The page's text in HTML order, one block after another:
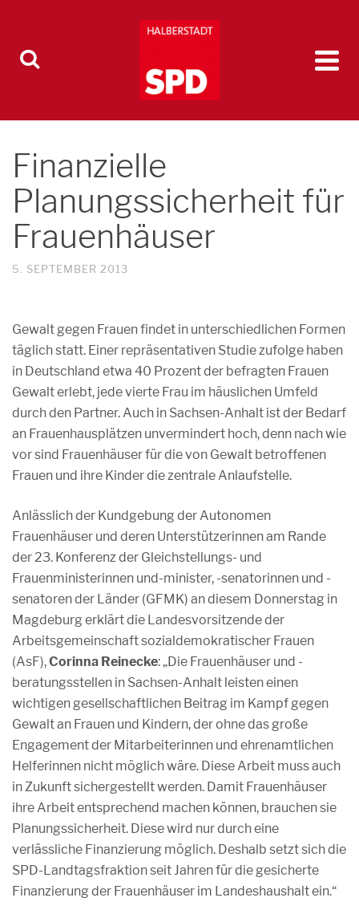
Finanzielle
Planungssicherheit für
Frauenhäuser
5. SEPTEMBER 2013
Gewalt gegen Frauen findet in unterschiedlichen Formen
täglich statt. Einer repräsentativen Studie zufolge haben
in Deutschland etwa 40 Prozent der befragten Frauen
Gewalt erlebt, jede vierte Frau im häuslichen Umfeld
durch den Partner. Auch in Sachsen-Anhalt ist der Bedarf
an Frauenhausplätzen unvermindert hoch, denn nach wie
vor sind Frauenhäuser für die von Gewalt betroffenen
Frauen und ihre Kinder die zentrale Anlaufstelle.
Anlässlich der Kundgebung der Autonomen
Frauenhäuser und deren Unterstützerinnen am Rande
der 23. Konferenz der Gleichstellungs- und
Frauenministerinnen und-minister, -senatorinnen und -
senatoren der Länder (GFMK) an diesem Donnerstag in
Magdeburg erklärt die Landesvorsitzende der
Arbeitsgemeinschaft sozialdemokratischer Frauen
(AsF),Corinna Reinecke: „Die Frauenhäuser und -
beratungsstellen in Sachsen-Anhalt leisten einen
wichtigen gesellschaftlichen Beitrag im Kampf gegen
Gewalt an Frauen und Kindern, der ohne das große
Engagement der Mitarbeiterinnen und ehrenamtlichen
Helferinnen nicht möglich wäre. Diese Arbeit muss auch
in Zukunft sichergestellt werden. Damit Frauenhäuser
ihre Arbeit entsprechend machen können, brauchen sie
Planungssicherheit. Diese wird nur durch eine
verlässliche Finanzierung möglich. Deshalb setzt sich die
SPD-Landtagsfraktion seit Jahren für die gesicherte
Finanzierung der Frauenhäuser im Landeshaushalt ein.“